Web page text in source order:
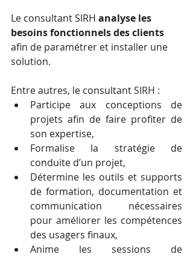
Le consultant SIRH analyse les
besoins fonctionnels des clients
afin de paramétrer et installer une
solution.
Entre autres, le consultant SIRH :
Participe aux conceptions de
projets afin de faire profiter de
son expertise,
Formalise la stratégie de
conduite d’un projet,
Détermine les outils et supports
de formation, documentation et
communication nécessaires
pour améliorer les compétences
des usagers finaux,
Anime les sessions de